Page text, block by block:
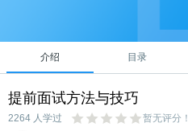
介绍 目录
提前面试方法与技巧
2264 人学过 暂无评分！